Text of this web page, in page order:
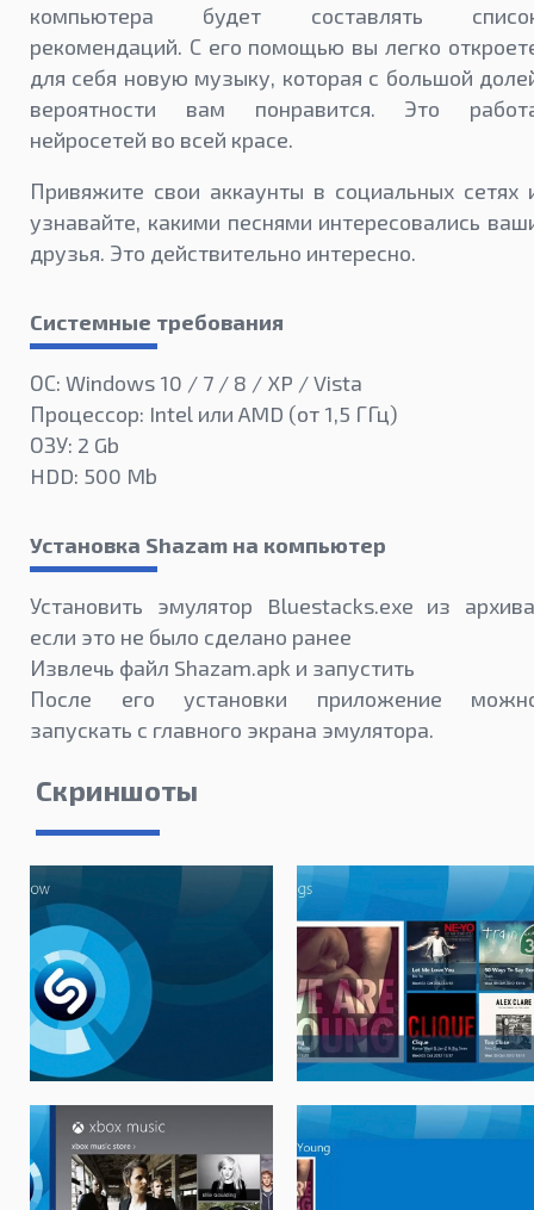
компьютера будет составлять
рекомендаций. С его помощью вы легко
для себя новую музыку, которая с большой
вероятности вам понравится. Это
нейросетей во всей красе.
Привяжите свои аккаунты в социальных сетях
узнавайте, какими песнями интересовались
друзья. Это действительно интересно.
Системные требования
ОС: Windows 10 / 7 / 8 / XP / Vista
Процессор: Intel или AMD (от 1,5 ГГц)
ОЗУ: 2 Gb
HDD: 500 Mb
Установка Shazam на компьютер
Установить эмулятор Bluestacks.exe из
если это не было сделано ранее
Извлечь файл Shazam.apk и запустить
После его установки приложение
запускать с главного экрана эмулятора.
Скриншоты